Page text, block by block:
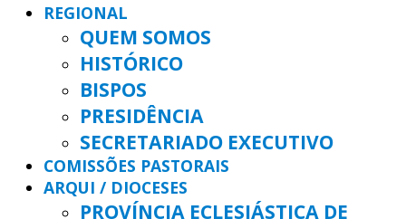
REGIONAL
QUEM SOMOS
HISTÓRICO
BISPOS
PRESIDÊNCIA
SECRETARIADO EXECUTIVO
COMISSÕES PASTORAIS
ARQUI / DIOCESES
PROVÍNCIA ECLESIÁSTICA DE